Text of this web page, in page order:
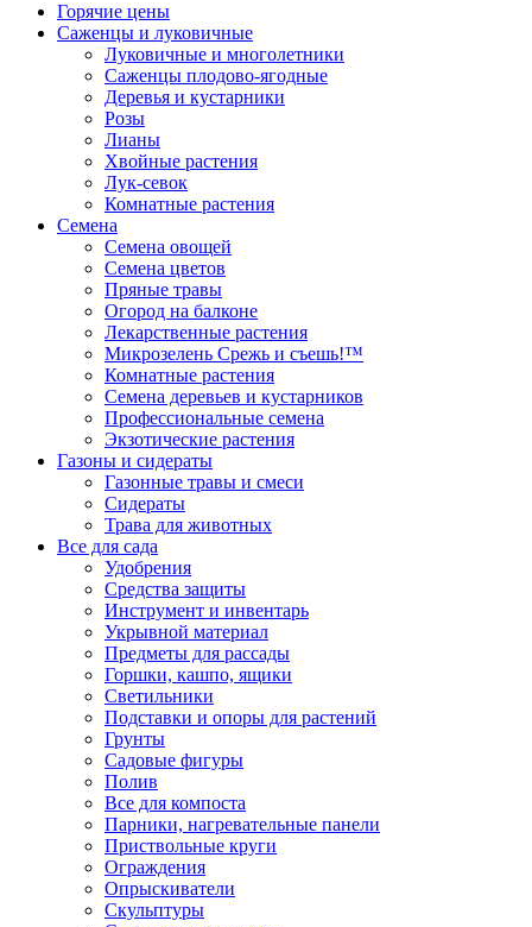
Горячие цены
Саженцы и луковичные
Луковичные и многолетники
Саженцы плодово-ягодные
Деревья и кустарники
Розы
Лианы
Хвойные растения
Лук-севок
Комнатные растения
Семена
Семена овощей
Семена цветов
Пряные травы
Огород на балконе
Лекарственные растения
Микрозелень Срежь и съешь!™
Комнатные растения
Семена деревьев и кустарников
Профессиональные семена
Экзотические растения
Газоны и сидераты
Газонные травы и смеси
Сидераты
Трава для животных
Все для сада
Удобрения
Средства защиты
Инструмент и инвентарь
Укрывной материал
Предметы для рассады
Горшки, кашпо, ящики
Светильники
Подставки и опоры для растений
Грунты
Садовые фигуры
Полив
Все для компоста
Парники, нагревательные панели
Приствольные круги
Ограждения
Опрыскиватели
Скульптуры